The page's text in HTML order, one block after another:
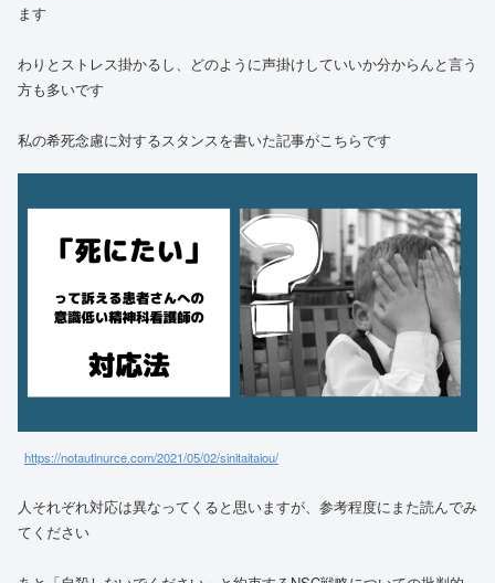
ます
わりとストレス掛かるし、どのように声掛けしていいか分からんと言う
方も多いです
私の希死念慮に対するスタンスを書いた記事がこちらです
https://notautinurce.com/2021/05/02/sinitaitaiou/
人それぞれ対応は異なってくると思いますが、参考程度にまた読んでみ
てください